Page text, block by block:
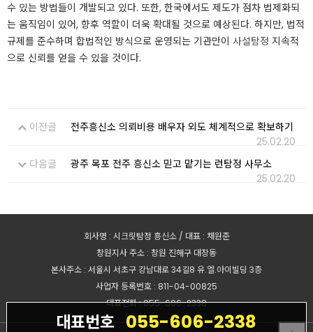
수 있는 방법들이 개발되고 있다. 또한, 한국에서도 제도가 점차 법제화되
는 움직임이 있어, 향후 역할이 더욱 확대될 것으로 예상된다. 하지만, 법적
규제를 준수하며 합법적인 방식으로 운영되는 기관만이 사설탐정 지속적
으로 신뢰를 얻을 수 있을 것이다.​​​​​
이전글
전주흥신소 의뢰비용 배우자 외도 체계적으로 확보하기
25.02.20
다음글
광주 목포 전주 흥신소 믿고 맡기는 런탐정 사무소
25.02.20
대표번호 055-606-2338
회사명 : 시크릿탐정 흥신소 / 대표 : 채원준
창원지사 주소 : 창원 진해구 대장동
본사주소 : 서울시 서초구 강남대로 34길8 유.엘.아이빌딩 3층
사업자 등록번호 : 811-04-00825
대표전화 : 055-606-2338